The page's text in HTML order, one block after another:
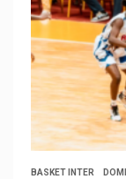
BASKET INTER